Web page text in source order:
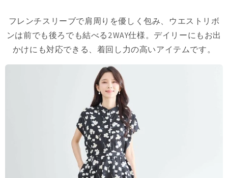
フレンチスリーブで肩周りを優しく包み、ウエストリボ
ンは前でも後ろでも結べる2WAY仕様。デイリーにもお出
かけにも対応できる、着回し力の高いアイテムです。